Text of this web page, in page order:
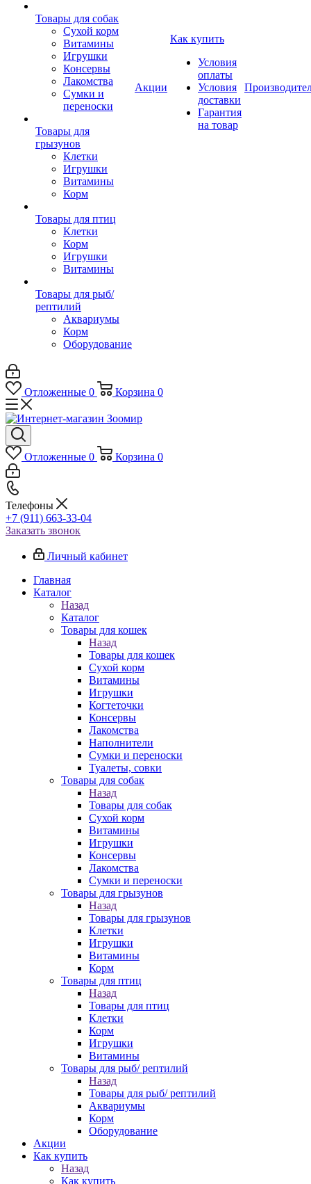
Товары для собак
Cухой корм
Витамины
Игрушки
Консервы
Лакомства
Сумки и
переноски
Товары для
грызунов
Клетки
Игрушки
Витамины
Корм
Товары для птиц
Клетки
Корм
Игрушки
Витамины
Товары для рыб/
рептилий
Аквариумы
Корм
Оборудование
Акции
Как купить
Условия
оплаты
Условия
доставки
Гарантия
на товар
Отложенные 0 Корзина 0
Отложенные 0 Корзина 0
Телефоны
+7 (911) 663-33-04
Заказать звонок
Личный кабинет
Главная
Каталог
Назад
Каталог
Товары для кошек
Назад
Товары для кошек
Cухой корм
Витамины
Игрушки
Когтеточки
Консервы
Лакомства
Наполнители
Сумки и переноски
Туалеты, совки
Товары для собак
Назад
Товары для собак
Cухой корм
Витамины
Игрушки
Консервы
Лакомства
Сумки и переноски
Товары для грызунов
Назад
Товары для грызунов
Клетки
Игрушки
Витамины
Корм
Товары для птиц
Назад
Товары для птиц
Клетки
Корм
Игрушки
Витамины
Товары для рыб/ рептилий
Назад
Товары для рыб/ рептилий
Аквариумы
Корм
Оборудование
Акции
Как купить
Назад
Как купить